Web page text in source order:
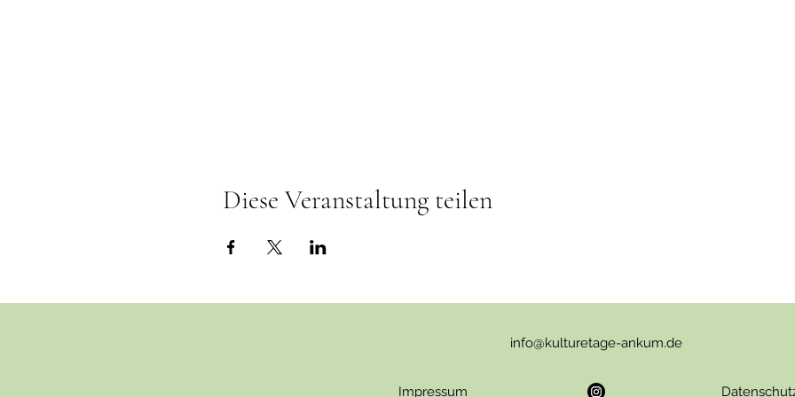
Diese Veranstaltung teilen
info@kulturetage-ankum.de
Impressum